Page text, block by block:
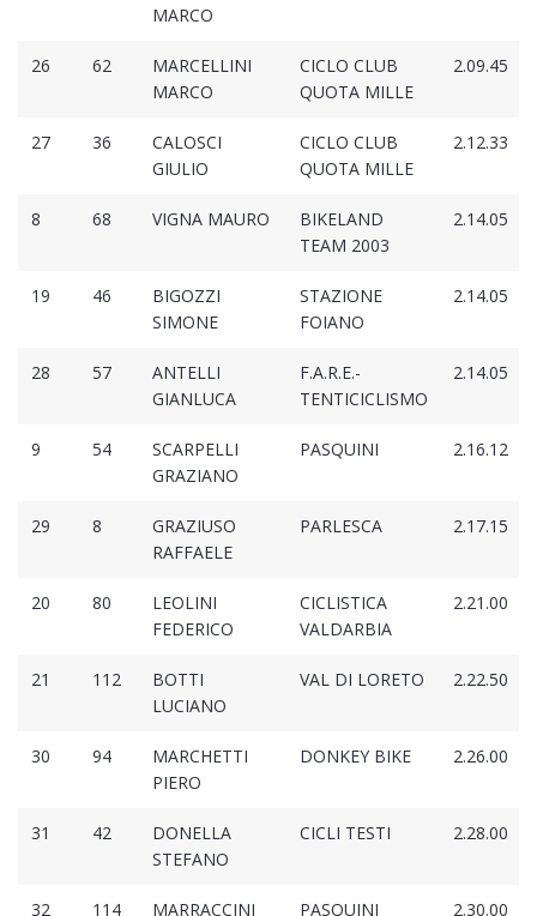
MARCO
26 62
MARCELLINI
MARCO
CICLO CLUB
QUOTA MILLE
2.09.45
27 36
CALOSCI
GIULIO
CICLO CLUB
QUOTA MILLE
2.12.33
8 68 VIGNA MAURO
BIKELAND
TEAM 2003
2.14.05
19 46
BIGOZZI
SIMONE
STAZIONE
FOIANO
2.14.05
28 57
ANTELLI
GIANLUCA
F.A.R.E.-
TENTICICLISMO
2.14.05
9 54
SCARPELLI
GRAZIANO
PASQUINI 2.16.12
29 8
GRAZIUSO
RAFFAELE
PARLESCA 2.17.15
20 80
LEOLINI
FEDERICO
CICLISTICA
VALDARBIA
2.21.00
21 112
BOTTI
LUCIANO
VAL DI LORETO 2.22.50
30 94
MARCHETTI
PIERO
DONKEY BIKE 2.26.00
31 42
DONELLA
STEFANO
CICLI TESTI 2.28.00
32 114
MARRACCINI
PASQUINI 2.30.00